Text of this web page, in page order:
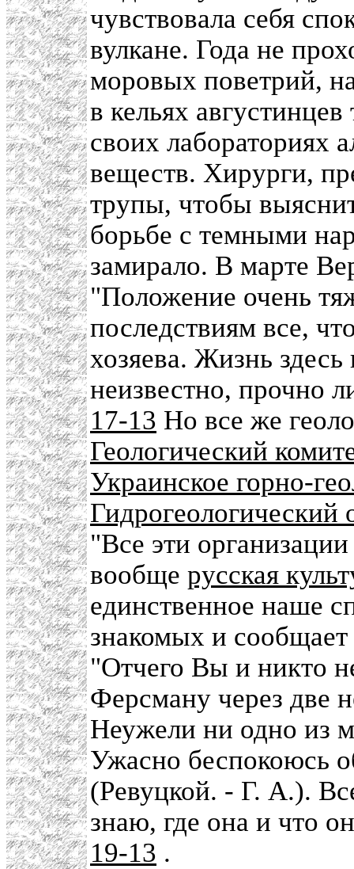
чувствовала себя
вулкане. Года не
моровых поветрий,
в кельях
своих лабораториях
веществ. Хирурги,
трупы, чтобы
борьбе с темными
замирало. В марте
"Положение очень
последствиям все,
хозяева. Жизнь здесь
неизвестно, прочно
17-13 Но все же
Геологический
Украинское горно-
Гидрогеологический
"Все эти
вообще русская
единственное наше
знакомых и
"Отчего Вы и никто
Ферсману через две
Неужели ни одно из
Ужасно беспокоюсь
(Ревуцкой. - Г. А.).
знаю, где она и что
19-13 .